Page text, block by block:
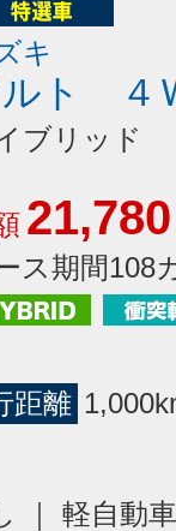
キ
ルト ４
ブリッド
21,780
ス期間108
距離
｜ 軽自動車